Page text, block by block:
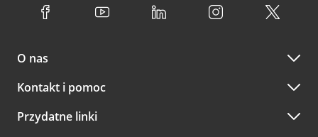
O nas
Kontakt i pomoc
Przydatne linki